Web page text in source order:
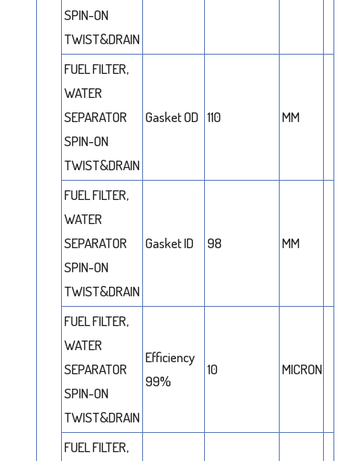
SPIN-ON
TWIST&DRAIN
FUEL FILTER,
WATER
SEPARATOR
SPIN-ON
TWIST&DRAIN
Gasket OD 110 MM
FUEL FILTER,
WATER
SEPARATOR
SPIN-ON
TWIST&DRAIN
Gasket ID 98 MM
FUEL FILTER,
WATER
SEPARATOR
SPIN-ON
TWIST&DRAIN
Efficiency
99%
10 MICRON
FUEL FILTER,